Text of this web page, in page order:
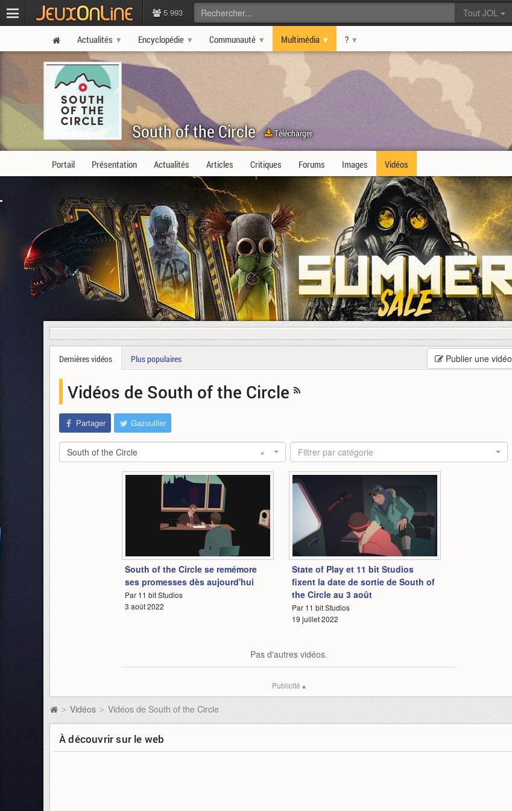
5 993 Tout JOL
Actualités Encyclopédie Communauté Multimédia ?
South of the Circle Télécharger
Portail Présentation Actualités Articles Critiques Forums Images Vidéos
Publier une vidéo
Dernières vidéos Plus populaires
Vidéos de South of the Circle
Partager Gazouiller
×
South of the Circle Filtrer par catégorie
South of the Circle se remémore
ses promesses dès aujourd'hui
Par 11 bit Studios
3 août 2022
State of Play et 11 bit Studios
fixent la date de sortie de South of
the Circle au 3 août
Par 11 bit Studios
19 juillet 2022
Pas d'autres vidéos.
Publicité ▴
> Vidéos > Vidéos de South of the Circle
À découvrir sur le web